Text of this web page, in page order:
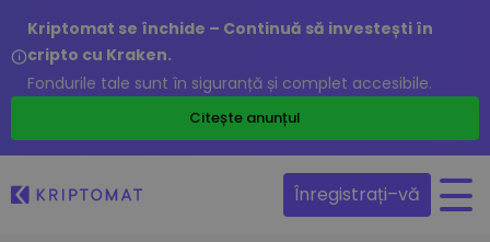
Kriptomat se închide – Continuă să investești în
cripto cu Kraken.
Fondurile tale sunt în siguranță și complet accesibile.
Citește anunțul
Înregistrați–vă